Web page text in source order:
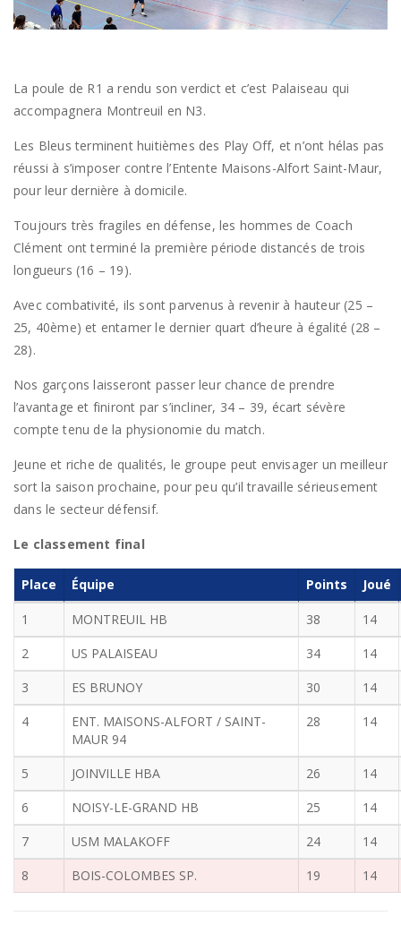
La poule de R1 a rendu son verdict et c’est Palaiseau qui
accompagnera Montreuil en N3.
Les Bleus terminent huitièmes des Play Off, et n’ont hélas pas
réussi à s’imposer contre l’Entente Maisons-Alfort Saint-Maur,
pour leur dernière à domicile.
Toujours très fragiles en défense, les hommes de Coach
Clément ont terminé la première période distancés de trois
longueurs (16 – 19).
Avec combativité, ils sont parvenus à revenir à hauteur (25 –
25, 40ème) et entamer le dernier quart d’heure à égalité (28 –
28).
Nos garçons laisseront passer leur chance de prendre
l’avantage et finiront par s’incliner, 34 – 39, écart sévère
compte tenu de la physionomie du match.
Jeune et riche de qualités, le groupe peut envisager un meilleur
sort la saison prochaine, pour peu qu’il travaille sérieusement
dans le secteur défensif.
Le classement final
Place Équipe Points Joué
1 MONTREUIL HB 38
14
2
US PALAISEAU 34
14
3
ES BRUNOY 30
14
4
ENT. MAISONS-ALFORT / SAINT-
MAUR 94
28 14
5 JOINVILLE HBA 26
14
6
NOISY-LE-GRAND HB 25
14
7
USM MALAKOFF 24
14
8
BOIS-COLOMBES SP. 19 14